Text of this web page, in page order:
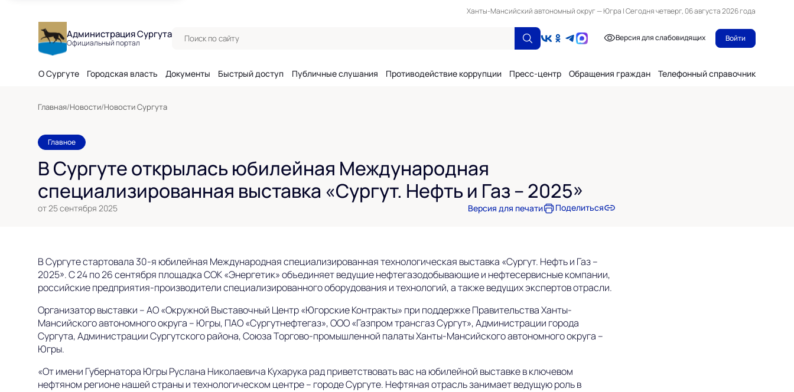
Ханты-Мансийский автономный округ — Югра | Сегодня четверг, 06 августа 2026 года
Администрация Сургута
Официальный портал
Поиск по сайту Версия для слабовидящих Войти
О Сургуте Городская власть Документы Быстрый доступ Публичные слушания Противодействие коррупции Пресс-центр Обращения граждан Телефонный справочник
Главная/Новости/Новости Сургута
Главное
В Сургуте открылась юбилейная Международная
специализированная выставка «Сургут. Нефть и Газ – 2025»
от 25 сентября 2025 Версия для печати Поделиться
В Сургуте стартовала 30-я юбилейная Международная специализированная технологическая выставка «Сургут. Нефть и Газ –
2025». С 24 по 26 сентября площадка СОК «Энергетик» объединяет ведущие нефтегазодобывающие и нефтесервисные компании,
российские предприятия-производители специализированного оборудования и технологий, а также ведущих экспертов отрасли.
Организатор выставки – АО «Окружной Выставочный Центр «Югорские Контракты» при поддержке Правительства Ханты-
Мансийского автономного округа – Югры, ПАО «Сургутнефтегаз», ООО «Газпром трансгаз Сургут», Администрации города
Сургута, Администрации Сургутского района, Союза Торгово-промышленной палаты Ханты-Мансийского автономного округа –
Югры.
«От имени Губернатора Югры Руслана Николаевича Кухарука рад приветствовать вас на юбилейной выставке в ключевом
нефтяном регионе нашей страны и технологическом центре – городе Сургуте. Нефтяная отрасль занимает ведущую роль в